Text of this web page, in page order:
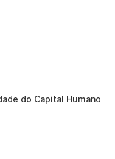
do Capital Humano